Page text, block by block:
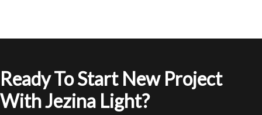
Ready To Start New Project
With Jezina Light?